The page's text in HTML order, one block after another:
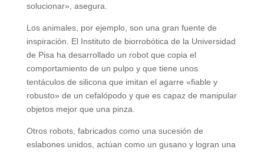
solucionar», asegura.
Los animales, por ejemplo, son una gran fuente de
inspiración. El Instituto de biorrobótica de la Universidad
de Pisa ha desarrollado un robot que copia el
comportamiento de un pulpo y que tiene unos
tentáculos de silicona que imitan el agarre «fiable y
robusto» de un cefalópodo y que es capaz de manipular
objetos mejor que una pinza.
Otros robots, fabricados como una sucesión de
eslabones unidos, actúan como un gusano y logran una